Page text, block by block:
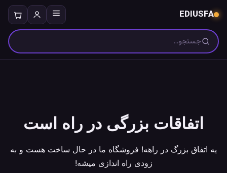
EDIUSFA
جستجو
اتفاقات بزرگی در راه است
یه اتفاق بزرگ در راهه! فروشگاه ما در حال ساخت هست و به
زودی راه اندازی میشه!